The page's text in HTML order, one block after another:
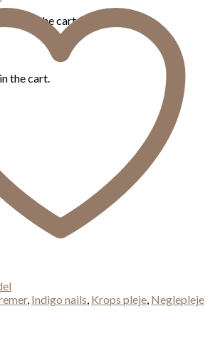
in the cart.
the cart.
, Indigo nails, Krops pleje, Neglepleje